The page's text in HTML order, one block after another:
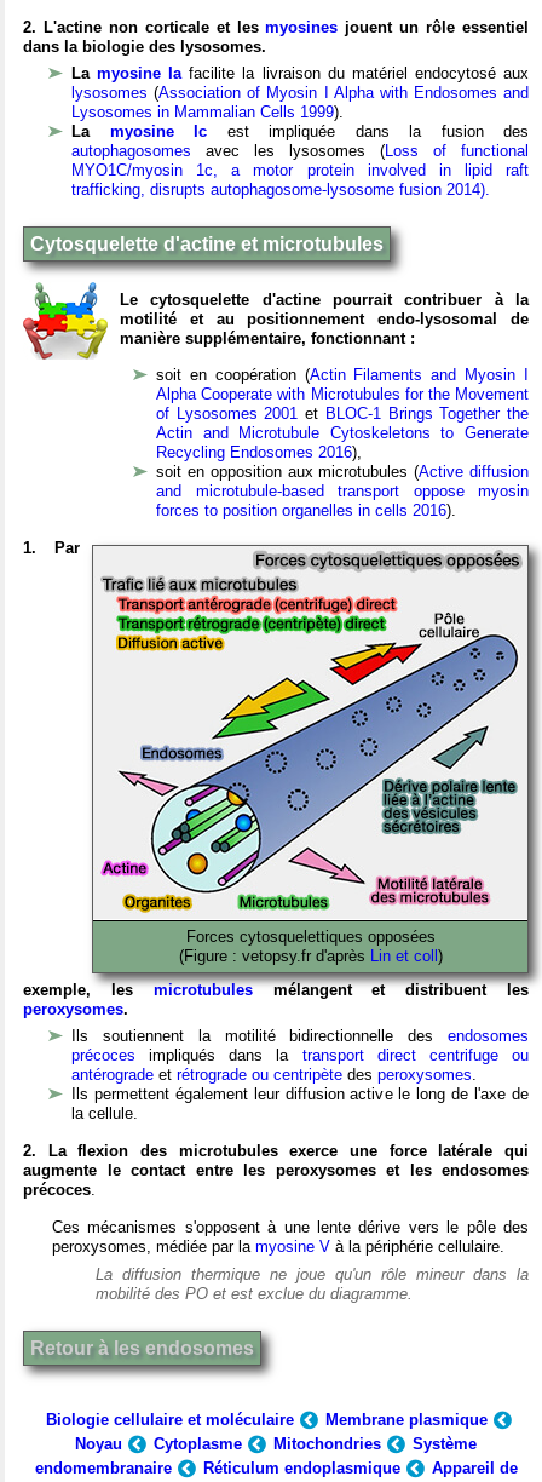
2. L'actine non corticale et lesmyosines jouent un rôle essentiel
dans la biologie des lysosomes.
Lamyosine Ia facilite la livraison du matériel endocytosé aux
lysosomes (Association of Myosin I Alpha with Endosomes and
Lysosomes in Mammalian Cells 1999).
La myosine Ic est impliquée dans la fusion des
autophagosomes avec les lysosomes ( Loss of functional
MYO1C/myosin 1c, a motor protein involved in lipid raft
trafficking, disrupts autophagosome-lysosome fusion 2014).
Cytosquelette d'actine et microtubules
Le cytosquelette d'actine pourrait contribuer à la
motilité et au positionnement endo-lysosomal de
manière supplémentaire, fonctionnant :
soit en coopération (Actin Filaments and Myosin I
Alpha Cooperate with Microtubules for the Movement
of Lysosomes 2001 et BLOC-1 Brings Together the
Actin and Microtubule Cytoskeletons to Generate
Recycling Endosomes 2016)
soit en opposition aux microtubules (Active diffusion
and microtubule-based transport oppose myosin
forces to position organelles in cells 2016).
Forces cytosquelettiques opposées
(Figure : vetopsy.fr d'après
Lin et coll )
1. Par
exemple, lesmicrotubulesmélangent et distribuent les
peroxysomes.
Ils soutiennent la motilité bidirectionnelle des endosomes
précoces impliqués dans la transport direct centrifuge ou
antérograde et rétrograde ou centripète des peroxysomes
Ils permettent également leur diffusion active le long de l'axe de
la cellule.
2. La flexion des microtubules exerce une force latérale qui
augmente le contact entre les peroxysomes et les endosomes
précoces
Ces mécanismes s'opposent à une lente dérive vers le pôle des
peroxysomes, médiée par la myosine V à la périphérie cellulaire.
La diffusion thermique ne joue qu'un rôle mineur dans la
mobilité des PO et est exclue du diagramme.
Retour à les endosomes
Biologie cellulaire et moléculaire
Membrane plasmique
Noyau
Cytoplasme Mitochondries
Système
endomembranaire
Réticulum endoplasmique
Appareil de